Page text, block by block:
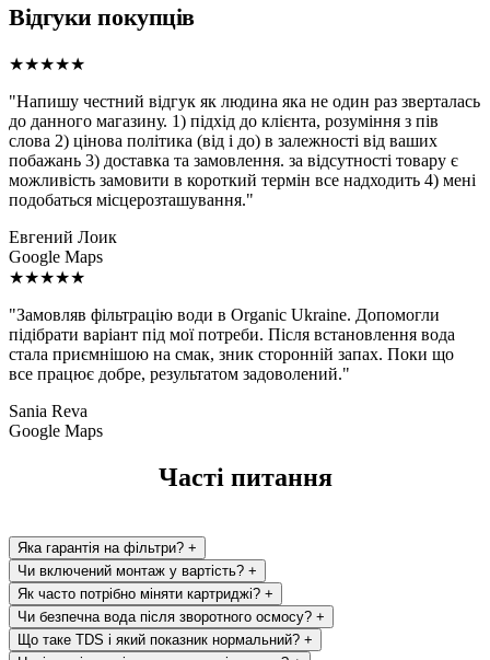
Відгуки покупців
★★★★★
"Напишу честний відгук як людина яка не один раз зверталась
до данного магазину. 1) підхід до клієнта, розуміння з пів
слова 2) цінова політика (від і до) в залежності від ваших
побажань 3) доставка та замовлення. за відсутності товару є
можливість замовити в короткий термін все надходить 4) мені
подобаться місцерозташування."
Евгений Лоик
Google Maps
★★★★★
"Замовляв фільтрацію води в Organic Ukraine. Допомогли
підібрати варіант під мої потреби. Після встановлення вода
стала приємнішою на смак, зник сторонній запах. Поки що
все працює добре, результатом задоволений."
Sania Reva
Google Maps
Часті питання
Яка гарантія на фільтри? +
Чи включений монтаж у вартість? +
Як часто потрібно міняти картриджі? +
Чи безпечна вода після зворотного осмосу? +
Що таке TDS і який показник нормальний? +